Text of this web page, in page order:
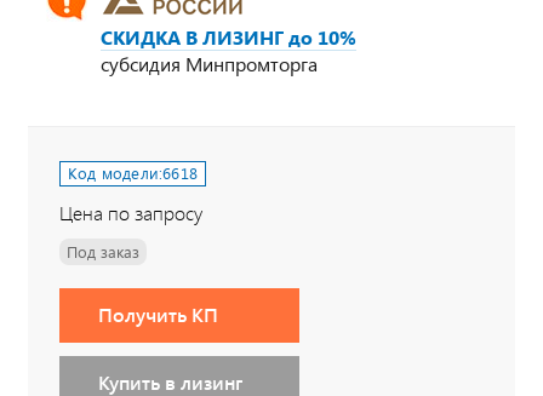
СКИДКА В ЛИЗИНГ до 10%
субсидия Минпромторга
Код модели:6618
Цена по запросу
Под заказ
Получить КП
Купить в лизинг